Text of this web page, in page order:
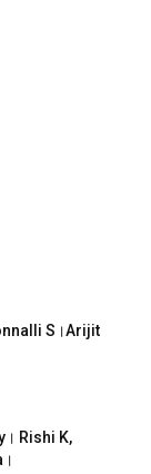
S।Arijit
Rishi K,